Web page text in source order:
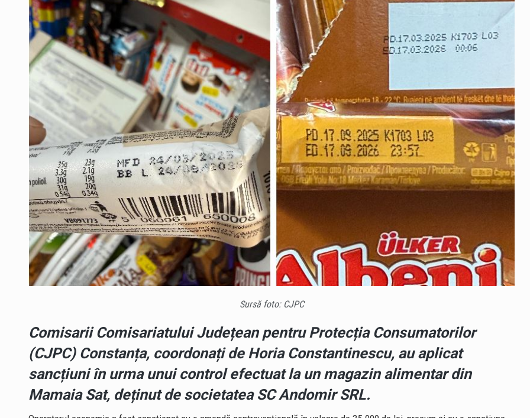
INSPECTORII
CJPC,
ÎNTR-
UN
MAGAZIN
Sursă foto: CJPC
Comisarii Comisariatului Județean pentru Protecția Consumatorilor
(CJPC) Constanța, coordonați de Horia Constantinescu, au aplicat
sancțiuni în urma unui control efectuat la un magazin alimentar din
Mamaia Sat, deținut de societatea SC Andomir SRL.